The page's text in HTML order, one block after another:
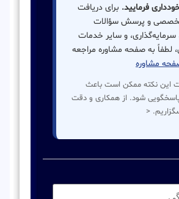
فرمایید. برای دریافت
و پرسش سؤالات
سرمایه‌گذاری، و سایر خدمات
لطفاً به صفحه مشاوره مراجعه
مشاوره
این نکته ممکن است باعث
پاسخگویی شود. از همکاری و دقت
<
*